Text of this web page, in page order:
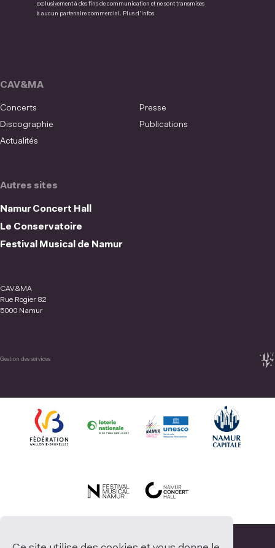
exclusivement à des fins de communication et ne sont transmises
à aucun partenaire commercial.
Plus d’infos
Autres sites
Namur Concert Hall
Le Conservatoire
Festival Musical de Namur
CAV&MA
Concerts
Presse
Discographie
Publications
Actualités
CAV&MA
Rue Rogier 82
5000 Namur
Gestion des services